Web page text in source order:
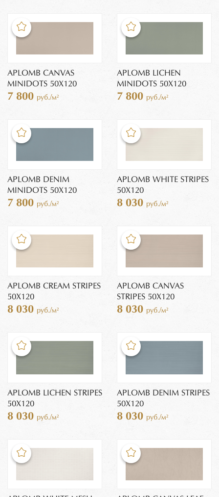
APLOMB CANVAS
MINIDOTS 50X120
7 800 руб./м²
APLOMB LICHEN
MINIDOTS 50X120
7 800 руб./м²
APLOMB DENIM
MINIDOTS 50X120
7 800 руб./м²
APLOMB WHITE STRIPES
50X120
8 030 руб./м²
APLOMB CREAM STRIPES
50X120
8 030 руб./м²
APLOMB CANVAS
STRIPES 50X120
8 030 руб./м²
APLOMB LICHEN STRIPES
50X120
8 030 руб./м²
APLOMB DENIM STRIPES
50X120
8 030 руб./м²